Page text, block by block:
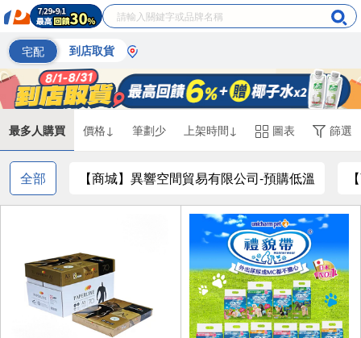
宅配 到店取貨
最多人購買 價格↓ 筆劃少 上架時間↓ 圖表 篩選
全部 【商城】異響空間貿易有限公司-預購低溫